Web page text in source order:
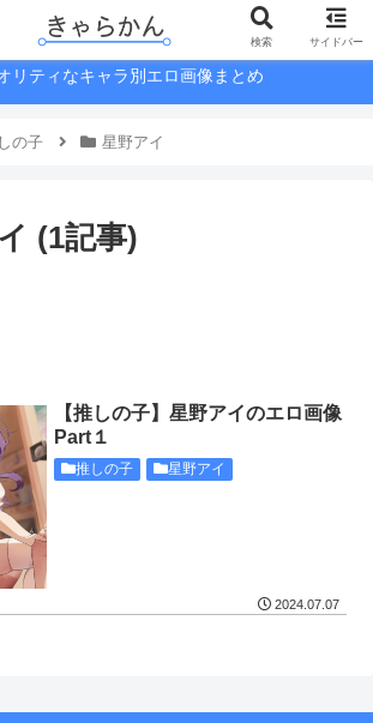
リティなキャラ別エロ画像まとめ
の子 星野アイ
(1記事)
【推しの子】星野アイのエロ画像
Part１
推しの子 星野アイ
2024.07.07
検索 サイドバー